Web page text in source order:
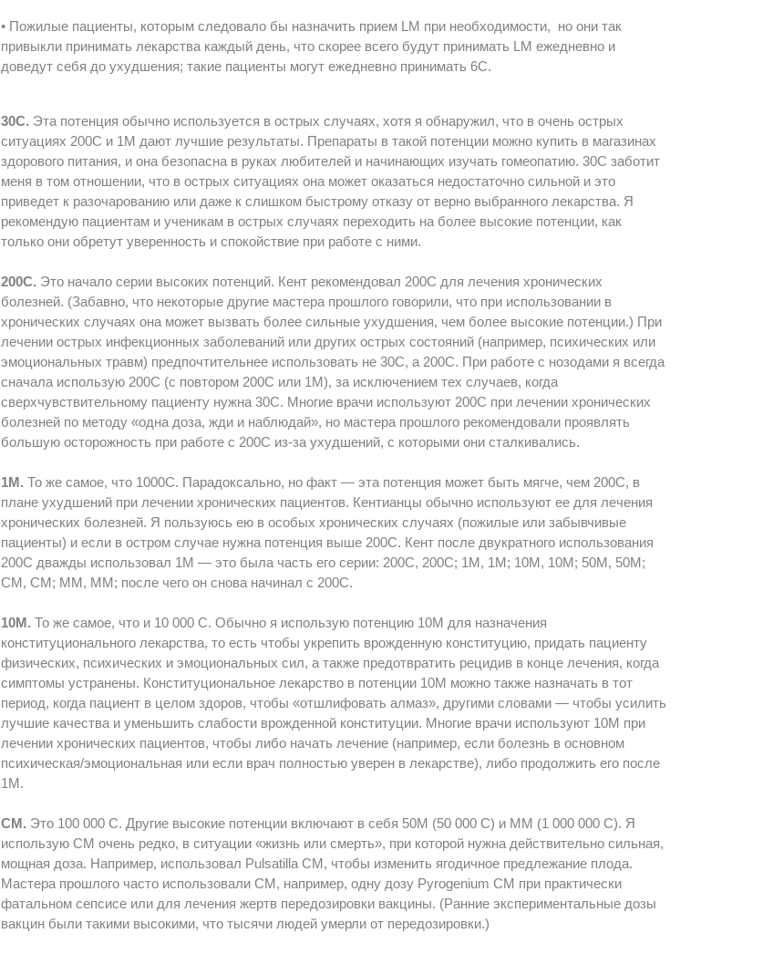
• Пожилые пациенты, которым следовало бы назначить прием LM при необходимости, но они так
привыкли принимать лекарства каждый день, что скорее всего будут принимать LM ежедневно и
доведут себя до ухудшения; такие пациенты могут ежедневно принимать 6С.
30С. Эта потенция обычно используется в острых случаях, хотя я обнаружил, что в очень острых
ситуациях 200С и 1М дают лучшие результаты. Препараты в такой потенции можно купить в магазинах
здорового питания, и она безопасна в руках любителей и начинающих изучать гомеопатию. 30С заботит
меня в том отношении, что в острых ситуациях она может оказаться недостаточно сильной и это
приведет к разочарованию или даже к слишком быстрому отказу от верно выбранного лекарства. Я
рекомендую пациентам и ученикам в острых случаях переходить на более высокие потенции, как
только они обретут уверенность и спокойствие при работе с ними.
200С. Это начало серии высоких потенций. Кент рекомендовал 200С для лечения хронических
болезней. (Забавно, что некоторые другие мастера прошлого говорили, что при использовании в
хронических случаях она может вызвать более сильные ухудшения, чем более высокие потенции.) При
лечении острых инфекционных заболеваний или других острых состояний (например, психических или
эмоциональных травм) предпочтительнее использовать не 30С, а 200С. При работе с нозодами я всегда
сначала использую 200С (с повтором 200С или 1М), за исключением тех случаев, когда
сверхчувствительному пациенту нужна 30С. Многие врачи используют 200С при лечении хронических
болезней по методу «одна доза, жди и наблюдай», но мастера прошлого рекомендовали проявлять
большую осторожность при работе с 200С из-за ухудшений, с которыми они сталкивались.
1М. То же самое, что 1000С. Парадоксально, но факт — эта потенция может быть мягче, чем 200С, в
плане ухудшений при лечении хронических пациентов. Кентианцы обычно используют ее для лечения
хронических болезней. Я пользуюсь ею в особых хронических случаях (пожилые или забывчивые
пациенты) и если в остром случае нужна потенция выше 200С. Кент после двукратного использования
200С дважды использовал 1М — это была часть его серии: 200С, 200С; 1М, 1М; 10М, 10М; 50М, 50М;
СМ, СМ; ММ, ММ; после чего он снова начинал с 200С.
10М. То же самое, что и 10 000 С. Обычно я использую потенцию 10М для назначения
конституционального лекарства, то есть чтобы укрепить врожденную конституцию, придать пациенту
физических, психических и эмоциональных сил, а также предотвратить рецидив в конце лечения, когда
симптомы устранены. Конституциональное лекарство в потенции 10М можно также назначать в тот
период, когда пациент в целом здоров, чтобы «отшлифовать алмаз», другими словами — чтобы усилить
лучшие качества и уменьшить слабости врожденной конституции. Многие врачи используют 10М при
лечении хронических пациентов, чтобы либо начать лечение (например, если болезнь в основном
психическая/эмоциональная или если врач полностью уверен в лекарстве), либо продолжить его после
1М.
CM. Это 100 000 С. Другие высокие потенции включают в себя 50М (50 000 С) и ММ (1 000 000 С). Я
использую СМ очень редко, в ситуации «жизнь или смерть», при которой нужна действительно сильная,
мощная доза. Например, использовал Pulsatilla СМ, чтобы изменить ягодичное предлежание плода.
Мастера прошлого часто использовали СМ, например, одну дозу Pyrogenium CM при практически
фатальном сепсисе или для лечения жертв передозировки вакцины. (Ранние экспериментальные дозы
вакцин были такими высокими, что тысячи людей умерли от передозировки.)